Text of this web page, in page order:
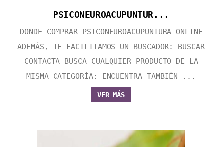
PSICONEUROACUPUNTUR...
DONDE COMPRAR PSICONEUROACUPUNTURA ONLINE
ADEMÁS, TE FACILITAMOS UN BUSCADOR: BUSCAR
CONTACTA BUSCA CUALQUIER PRODUCTO DE LA
MISMA CATEGORÍA: ENCUENTRA TAMBIÉN ...
VER MÁS